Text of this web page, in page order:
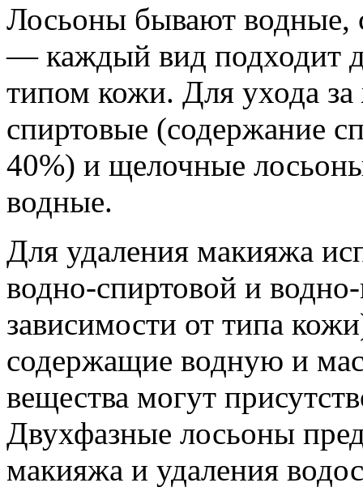
Лосьоны бывают водные,
— каждый вид подходит
типом кожи. Для ухода
спиртовые (содержание
40%) и щелочные
водные.
Для удаления макияжа
водно-спиртовой и
зависимости от типа
содержащие водную и
вещества могут
Двухфазные лосьоны
макияжа и удаления